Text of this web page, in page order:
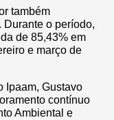
também
o período,
de 85,43% em
e março de
Ipaam, Gustavo
contínuo
Ambiental e